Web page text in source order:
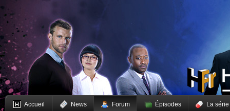
Accueil News Forum Épisodes La série